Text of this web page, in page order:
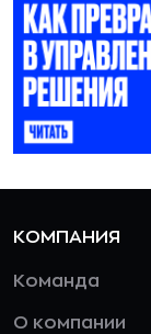
КОМПАНИЯ
Команда
О компании